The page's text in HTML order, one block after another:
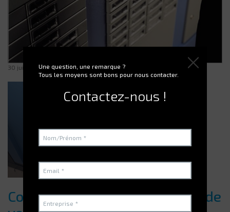
30 juin 2025
Comment optimiser la gestion de
Une question, une remarque ?
Tous les moyens sont bons pour nous contacter.
Contactez-nous !